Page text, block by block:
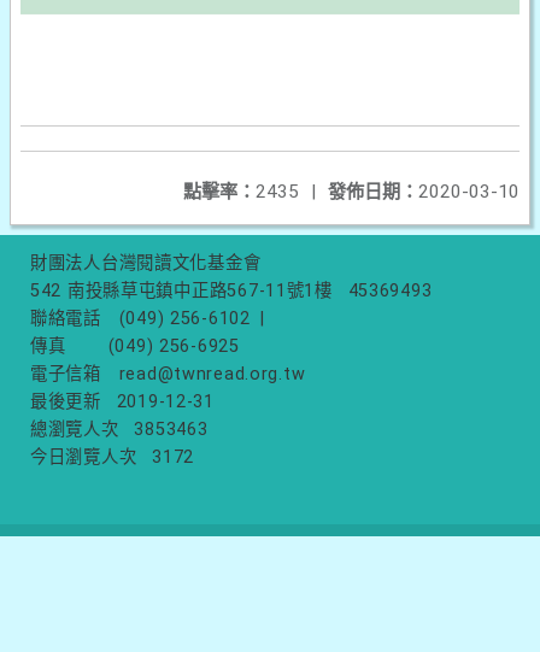
發佈日期： 2020-03-10
點擊率： 2435 |
財團法人台灣閱讀文化基金會
542 南投縣草屯鎮中正路567-11號1樓
45369493
聯絡電話
(049) 256-6102
傳真
(049) 256-6925
電子信箱
read@twnread.org.tw
最後更新
2019-12-31
總瀏覽人次
3853463
今日瀏覽人次
3172